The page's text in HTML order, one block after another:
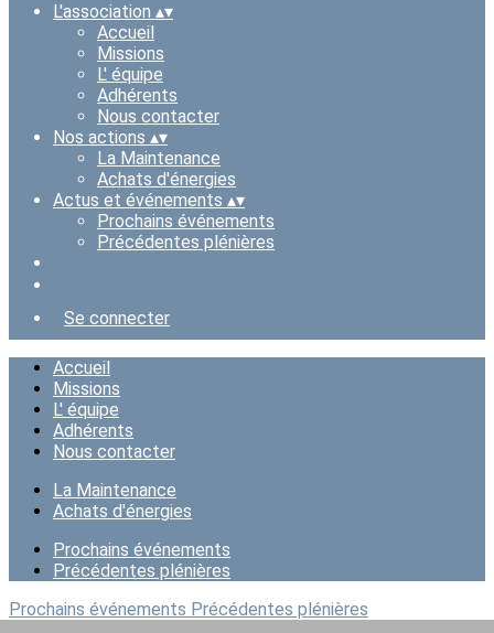
L'association ▴▾
Accueil
Missions
L' équipe
Adhérents
Nous contacter
Nos actions ▴▾
La Maintenance
Achats d'énergies
Actus et événements ▴▾
Prochains événements
Précédentes plénières
Se connecter
Accueil
Missions
L' équipe
Adhérents
Nous contacter
La Maintenance
Achats d'énergies
Prochains événements
Précédentes plénières
Prochains événements Précédentes plénières